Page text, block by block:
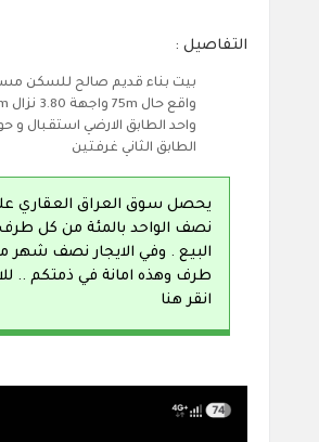
التفاصيل :
واحد الطابق الارضي استقبال و
الطابق الثاني غرفتين
يحصل سوق العراق العقاري على
نصف الواحد بالمئة من كل طرف
البيع . وفي الايجار نصف شهر من
طرف وهذه امانة في ذمتكم ..
انقر هنا